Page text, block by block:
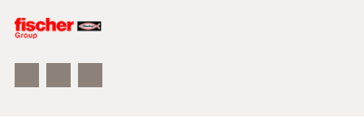
Unser Leitbild